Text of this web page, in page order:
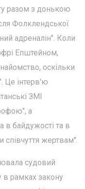
разом з донькою
Фолклендської
адреналін". Коли
Епштейном,
оскільки
Це інтерв'ю
ЗМІ
а
в байдужості та в
співчуття жертвам".
судовий
рамках закону